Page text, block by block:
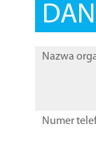
Nazwa
Numer